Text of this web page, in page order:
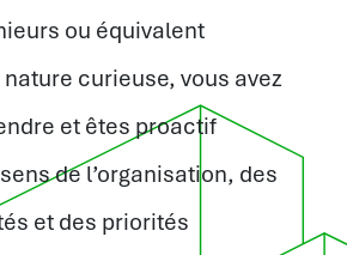
ou équivalent
curieuse, vous avez
et êtes proactif
de l’organisation, des
et des priorités